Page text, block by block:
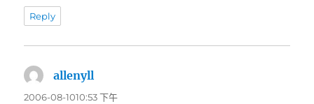
Reply
allenyll
示:
2006-08-1010:53 下午